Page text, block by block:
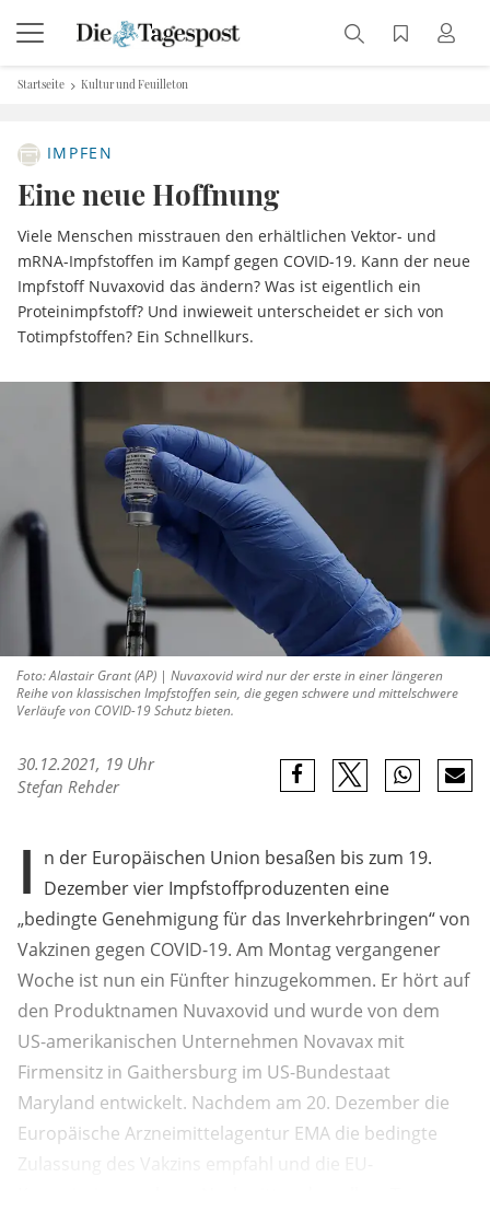
Startseite Kultur und Feuilleton
IMPFEN
Eine neue Hoffnung
Viele Menschen misstrauen den erhältlichen Vektor- und
mRNA-Impfstoffen im Kampf gegen COVID-19. Kann der neue
Impfstoff Nuvaxovid das ändern? Was ist eigentlich ein
Proteinimpfstoff? Und inwieweit unterscheidet er sich von
Totimpfstoffen? Ein Schnellkurs.
Foto: Alastair Grant (AP) | Nuvaxovid wird nur der erste in einer längeren
Reihe von klassischen Impfstoffen sein, die gegen schwere und mittelschwere
Verläufe von COVID-19 Schutz bieten.
30.12.2021, 19 Uhr
Stefan Rehder
I n der Europäischen Union besaßen bis zum 19.
Dezember vier Impfstoffproduzenten eine
„bedingte Genehmigung für das Inverkehrbringen“ von
Vakzinen gegen COVID-19. Am Montag vergangener
Woche ist nun ein Fünfter hinzugekommen. Er hört auf
den Produktnamen Nuvaxovid und wurde von dem
US-amerikanischen Unternehmen Novavax mit
Firmensitz in Gaithersburg im US-Bundestaat
Maryland entwickelt. Nachdem am 20. Dezember die
Europäische Arzneimittelagentur EMA die bedingte
Zulassung des Vakzins empfahl und die EU-